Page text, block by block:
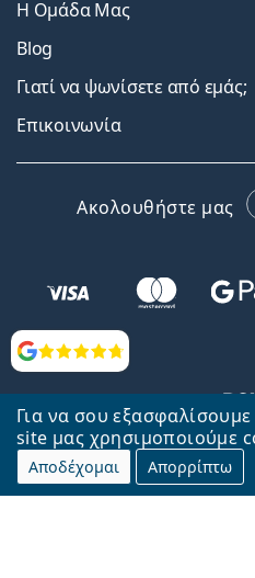
Για να σου
site μας χρησιμοποιούμε
Αποδέχομαι Απορρίπτω
Αξιολογήσεις
Η Ομάδα Μας
Blog
Γιατί να ψωνίσετε από εμάς;
Επικοινωνία
Ακολουθήστε μας
Επιστροφή στην αρχική